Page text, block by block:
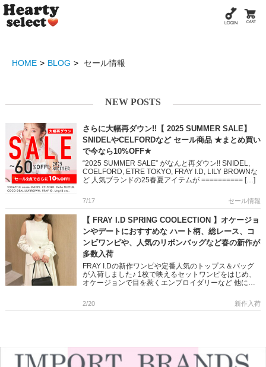
HOME BLOG セール情報
NEW POSTS
さらに大幅再ダウン!!【 2025 SUMMER SALE】
SNIDELやCELFORDなど セール商品 ★まとめ買い
で今なら10%OFF★
“2025 SUMMER SALE” がなんと再ダウン!! SNIDEL,
COELFORD, ETRE TOKYO, FRAY I.D, LILY BROWNな
ど 人気ブランドの25春夏アイテムが ========== […]
7/17 セール情報
【 FRAY I.D SPRING COOLECTION 】オケージョ
ンやデートにおすすめな ハート柄、総レース、コ
ンビワンピや、人気のリボンバッグなど春の新作が
多数入荷
FRAY I.Dの新作ワンピや定番人気のトップス＆バッグ
が入荷しました♪ 1枚で映えるセットワンピをはじめ、
オケージョンで目を惹くエンブロイダリーなど 他には
では […]
2/20 新作入荷